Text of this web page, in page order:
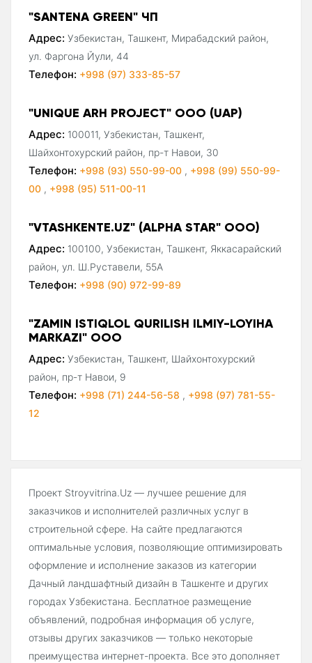
"SANTENA GREEN" ЧП
Адрес: Узбекистан, Ташкент, Мирабадский район,
ул. Фаргона Йули, 44
Телефон: +998 (97) 333-85-57
"UNIQUE ARH PROJECT" ООО (UAP)
Адрес: 100011, Узбекистан, Ташкент,
Шайхонтохурский район, пр-т Навои, 30
Телефон: +998 (93) 550-99-00 , +998 (99) 550-99-
00 , +998 (95) 511-00-11
"VTASHKENTE.UZ" (ALPHA STAR" ООО)
Адрес: 100100, Узбекистан, Ташкент, Яккасарайский
район, ул. Ш.Руставели, 55А
Телефон: +998 (90) 972-99-89
"ZAMIN ISTIQLOL QURILISH ILMIY-LOYIHA
MARКAZI" ООО
Адрес: Узбекистан, Ташкент, Шайхонтохурский
район, пр-т Навои, 9
Телефон: +998 (71) 244-56-58 , +998 (97) 781-55-
12
Проект Stroyvitrina.Uz — лучшее решение для
заказчиков и исполнителей различных услуг в
строительной сфере. На сайте предлагаются
оптимальные условия, позволяющие оптимизировать
оформление и исполнение заказов из категории
Дачный ландшафтный дизайн в Ташкенте и других
городах Узбекистана. Бесплатное размещение
объявлений, подробная информация об услуге,
отзывы других заказчиков — только некоторые
преимущества интернет-проекта. Все это дополняет